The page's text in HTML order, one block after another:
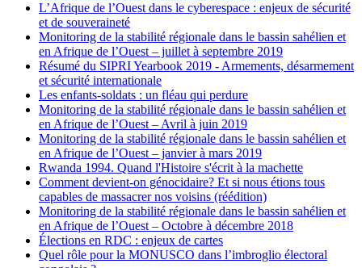
L’Afrique de l’Ouest dans le cyberespace : enjeux de sécurité
et de souveraineté
Monitoring de la stabilité régionale dans le bassin sahélien et
en Afrique de l’Ouest – juillet à septembre 2019
Résumé du SIPRI Yearbook 2019 - Armements, désarmement
et sécurité internationale
Les enfants-soldats : un fléau qui perdure
Monitoring de la stabilité régionale dans le bassin sahélien et
en Afrique de l’Ouest – Avril à juin 2019
Monitoring de la stabilité régionale dans le bassin sahélien et
en Afrique de l’Ouest – janvier à mars 2019
Rwanda 1994. Quand l'Histoire s'écrit à la machette
Comment devient-on génocidaire? Et si nous étions tous
capables de massacrer nos voisins (réédition)
Monitoring de la stabilité régionale dans le bassin sahélien et
en Afrique de l’Ouest – Octobre à décembre 2018
Élections en RDC : enjeux de cartes
Quel rôle pour la MONUSCO dans l’imbroglio électoral